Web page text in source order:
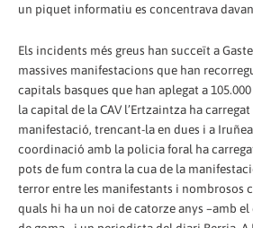
un piquet informatiu es concentrava
Els incidents més greus han succeït a
massives manifestacions que han
capitals basques que han aplegat a
la capital de la CAV l’Ertzaintza ha
manifestació, trencant-la en dues i a
coordinació amb la policia foral ha
pots de fum contra la cua de la
terror entre les manifestants i nombrosos
quals hi ha un noi de catorze anys –amb